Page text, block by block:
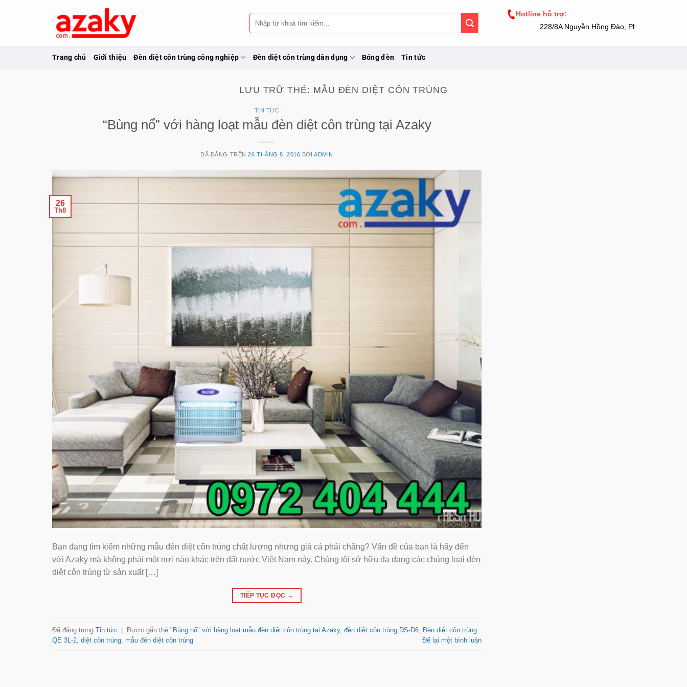
Tìm
kiếm:
Hotline hỗ trợ:
228/8A Nguyễn Hồng Đào, Phường 14, Tân
Trang chủ Giới thiệu Đèn diệt côn trùng công nghiệp Đèn diệt côn trùng dân dụng Bóng đèn Tin tức
LƯU TRỮ THẺ: MẪU ĐÈN DIỆT CÔN TRÙNG
TIN TỨC
“Bùng nổ” với hàng loạt mẫu đèn diệt côn trùng tại Azaky
ĐÃ ĐĂNG TRÊN26 THÁNG 8, 2016 BỞIADMIN
26
Th8
Bạn đang tìm kiếm những mẫu đèn diệt côn trùng chất lượng nhưng giá cả phải chăng? Vấn đề của bạn là hãy đến
với Azaky mà không phải một nơi nào khác trên đất nước Viêt Nam này. Chúng tôi sở hữu đa dạng các chủng loại đèn
diệt côn trùng từ sản xuất […]
TIẾP TỤC ĐỌC →
Đã đăng trong Tin tức Được gắn thẻ "Bùng nổ" với hàng loạt mẫu đèn diệt côn trùng tại Azaky, đèn diệt côn trùng DS-D6, Đèn diệt côn trùng
QE 3L-2, diệt côn trùng, mẫu đèn diệt côn trùng Để lại một bình luận